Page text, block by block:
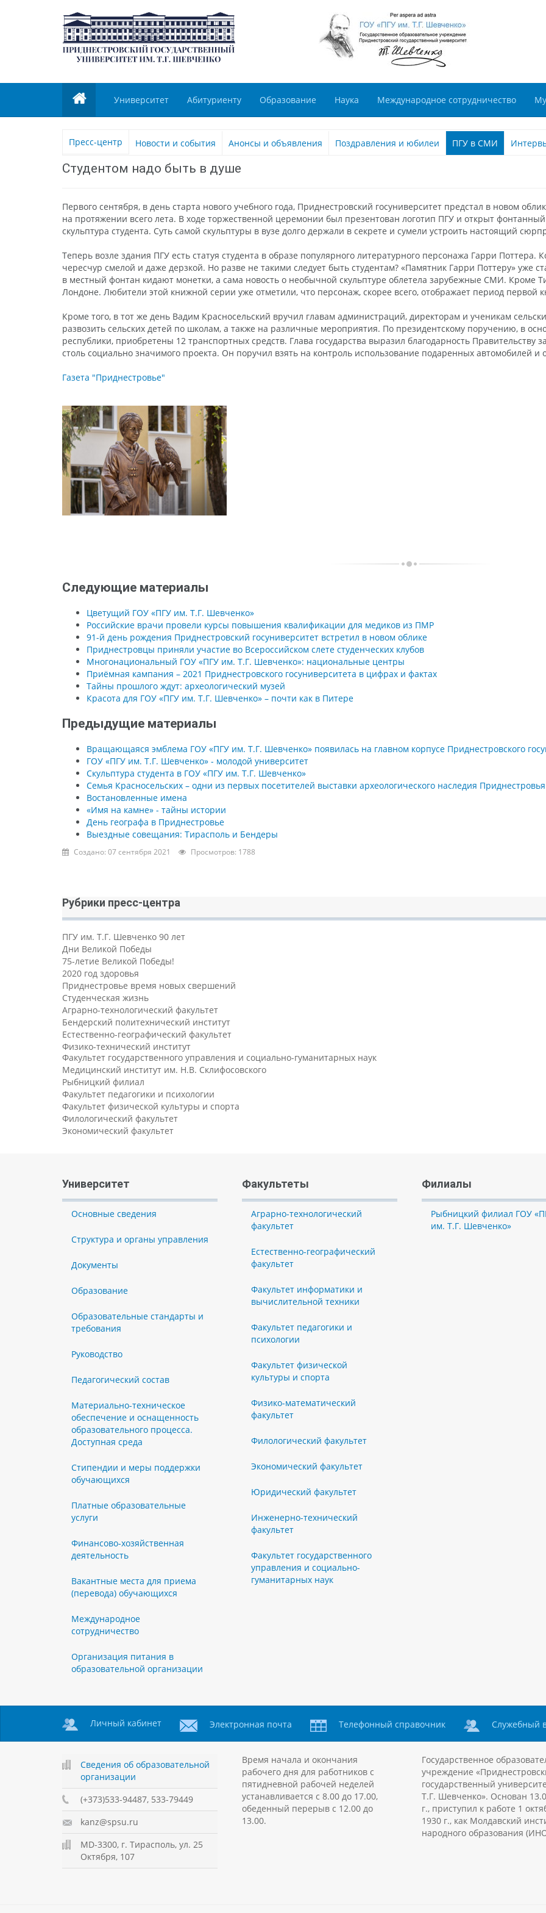
Университет Абитуриенту Образование Наука Международное сотрудничество
Пресс-центр Новости и события Анонсы и объявления Поздравления и юбилеи ПГУ в СМИ
Студентом надо быть в душе
Первого сентября, в день старта нового учебного года, Приднестровский госуниверситет предстал в новом
на протяжении всего лета. В ходе торжественной церемонии был презентован логотип ПГУ и открыт
скульптура студента. Суть самой скульптуры в вузе долго держали в секрете и сумели устроить настоящий
Теперь возле здания ПГУ есть статуя студента в образе популярного литературного персонажа Гарри Поттера.
чересчур смелой и даже дерзкой. Но разве не такими следует быть студентам? «Памятник Гарри Поттеру» уже
в местный фонтан кидают монетки, а сама новость о необычной скульптуре облетела зарубежные СМИ. Кроме
Лондоне. Любители этой книжной серии уже отметили, что персонаж, скорее всего, отображает период первой
Кроме того, в тот же день Вадим Красносельский вручил главам администраций, директорам и ученикам
развозить сельских детей по школам, а также на различные мероприятия. По президентскому поручению, в
республики, приобретены 12 транспортных средств. Глава государства выразил благодарность
столь социально значимого проекта. Он поручил взять на контроль использование подаренных автомобилей и
Газета "Приднестровье"
Следующие материалы
Цветущий ГОУ «ПГУ им. Т.Г. Шевченко»
Российские врачи провели курсы повышения квалификации для медиков из ПМР
91-й день рождения Приднестровский госуниверситет встретил в новом облике
Приднестровцы приняли участие во Всероссийском слете студенческих клубов
Многонациональный ГОУ «ПГУ им. Т.Г. Шевченко»: национальные центры
Приёмная кампания – 2021 Приднестровского госуниверситета в цифрах и фактах
Тайны прошлого ждут: археологический музей
Красота для ГОУ «ПГУ им. Т.Г. Шевченко» – почти как в Питере
Предыдущие материалы
Вращающаяся эмблема ГОУ «ПГУ им. Т.Г. Шевченко» появилась на главном корпусе Приднестровского
ГОУ «ПГУ им. Т.Г. Шевченко» - молодой университет
Скульптура студента в ГОУ «ПГУ им. Т.Г. Шевченко»
Семья Красносельских – одни из первых посетителей выставки археологического наследия Приднестровья
Востановленные имена
«Имя на камне» - тайны истории
День географа в Приднестровье
Выездные совещания: Тирасполь и Бендеры
Создано: 07 сентября 2021 Просмотров: 1788
Рубрики пресс-центра
ПГУ им. Т.Г. Шевченко 90 лет
Дни Великой Победы
75-летие Великой Победы!
2020 год здоровья
Приднестровье время новых свершений
Студенческая жизнь
Аграрно-технологический факультет
Бендерский политехнический институт
Естественно-географический факультет
Физико-технический институт
Факультет государственного управления и социально-гуманитарных наук
Медицинский институт им. Н.В. Склифосовского
Рыбницкий филиал
Факультет педагогики и психологии
Факультет физической культуры и спорта
Филологический факультет
Экономический факультет
Университет
Основные сведения
Структура и органы управления
Документы
Образование
Образовательные стандарты и
требования
Руководство
Педагогический состав
Материально-техническое
обеспечение и оснащенность
образовательного процесса.
Доступная среда
Стипендии и меры поддержки
обучающихся
Платные образовательные
услуги
Финансово-хозяйственная
деятельность
Вакантные места для приема
(перевода) обучающихся
Международное
сотрудничество
Организация питания в
образовательной организации
Факультеты
Аграрно-технологический
факультет
Естественно-географический
факультет
Факультет информатики и
вычислительной техники
Факультет педагогики и
психологии
Факультет физической
культуры и спорта
Физико-математический
факультет
Филологический факультет
Экономический факультет
Юридический факультет
Инженерно-технический
факультет
Факультет государственного
управления и социально-
гуманитарных наук
Филиалы
Рыбницкий филиал ГОУ
им. Т.Г. Шевченко»
Личный кабинет Электронная почта Телефонный справочник Служебный
Сведения об образовательной
организации
(+373)533-94487, 533-79449
kanz@spsu.ru
MD-3300, г. Тирасполь, ул. 25
Октября, 107
Время начала и окончания
рабочего дня для работников с
пятидневной рабочей неделей
устанавливается с 8.00 до 17.00,
обеденный перерыв с 12.00 до
13.00.
Государственное
учреждение
государственный
Т.Г. Шевченко». Основан
г., приступил к работе 1
1930 г., как Молдавский
народного образования